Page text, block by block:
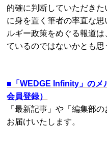
的確に判断していただき
に身を置く筆者の率直な
ルギー政策をめぐる報道
ているのではないかとも思
■ 「WEDGE Infinity」の
会員登録）
「最新記事」や「編集部
お届けいたします。